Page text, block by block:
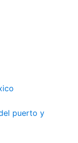
puerto y